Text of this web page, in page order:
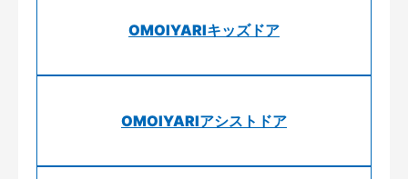
OMOIYARIキッズドア
OMOIYARIアシストドア